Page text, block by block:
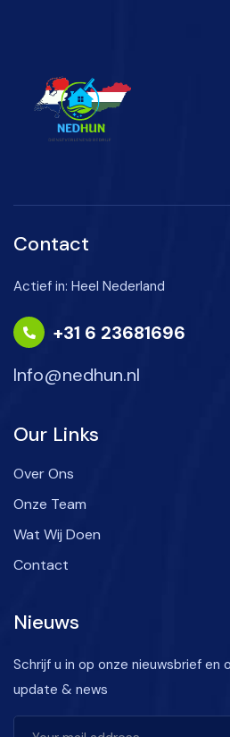
Contact
Actief in: Heel Nederland
+31 6 23681696
Info@nedhun.nl
Our Links
Over Ons
Onze Team
Wat Wij Doen
Contact
Nieuws
Schrijf u in op onze nieuwsbrief
update & news